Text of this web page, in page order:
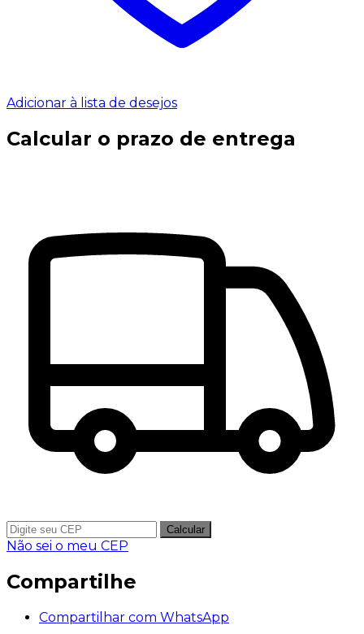
Adicionar à lista de desejos
Calcular o prazo de entrega
Calcular
Não sei o meu CEP
Compartilhe
Compartilhar com WhatsApp